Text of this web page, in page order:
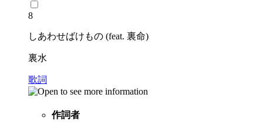
8
しあわせばけもの (feat. 裏命)
裏水
歌詞
作詞者